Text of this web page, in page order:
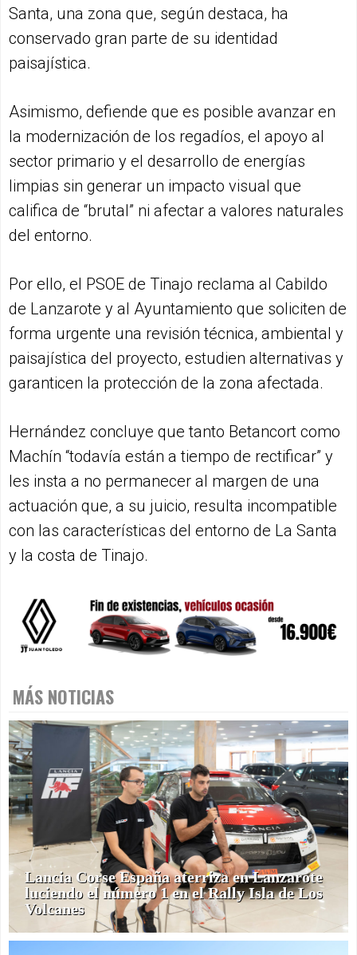
Santa, una zona que, según destaca, ha
conservado gran parte de su identidad
paisajística.
Asimismo, defiende que es posible avanzar en
la modernización de los regadíos, el apoyo al
sector primario y el desarrollo de energías
limpias sin generar un impacto visual que
califica de “brutal” ni afectar a valores naturales
del entorno.
Por ello, el PSOE de Tinajo reclama al Cabildo
de Lanzarote y al Ayuntamiento que soliciten de
forma urgente una revisión técnica, ambiental y
paisajística del proyecto, estudien alternativas y
garanticen la protección de la zona afectada.
Hernández concluye que tanto Betancort como
Machín “todavía están a tiempo de rectificar” y
les insta a no permanecer al margen de una
actuación que, a su juicio, resulta incompatible
con las características del entorno de La Santa
y la costa de Tinajo.
MÁS NOTICIAS
Lancia Corse España aterriza en Lanzarote
luciendo el número 1 en el Rally Isla de Los
Volcanes